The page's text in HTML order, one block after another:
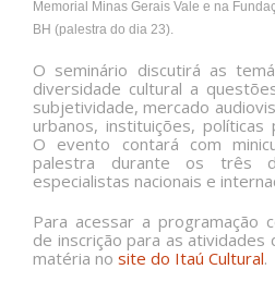
Memorial Minas Gerais Vale e na
BH (palestra do dia 23).
O seminário discutirá as
diversidade cultural a
subjetividade, mercado
urbanos, instituições, políticas
O evento contará com
palestra durante os três
especialistas nacionais e
Para acessar a programação
de inscrição para as atividades
matéria no site do Itaú Cultural.